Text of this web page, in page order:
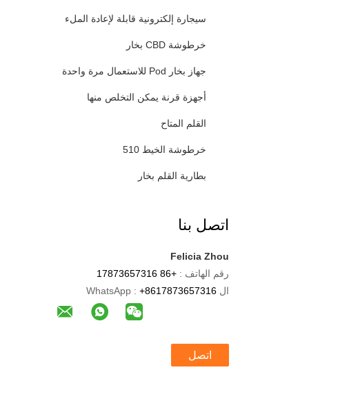
سيجارة إلكترونية قابلة لإعادة الملء
خرطوشة CBD بخار
جهاز بخار Pod للاستعمال مرة واحدة
أجهزة قرنة يمكن التخلص منها
القلم المتاح
خرطوشة الخيط 510
بطارية القلم بخار
اتصل بنا
Felicia Zhou
رقم الهاتف : +86 17873657316
ال WhatsApp : +8617873657316
اتصل